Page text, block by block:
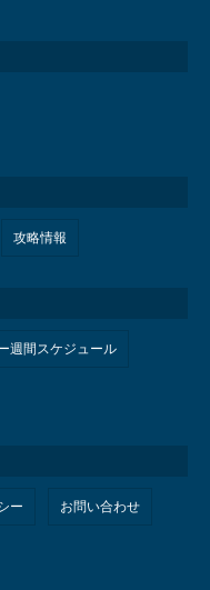
攻略情報
週間スケジュール
ー お問い合わせ